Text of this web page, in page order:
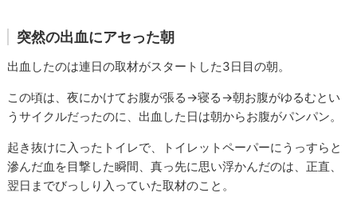
突然の出血にアセった朝
出血したのは連日の取材がスタートした3日目の朝。
この頃は、夜にかけてお腹が張る→寝る→朝お腹がゆるむとい
うサイクルだったのに、出血した日は朝からお腹がパンパン。
起き抜けに入ったトイレで、トイレットペーパーにうっすらと
滲んだ血を目撃した瞬間、真っ先に思い浮かんだのは、正直、
翌日までびっしり入っていた取材のこと。